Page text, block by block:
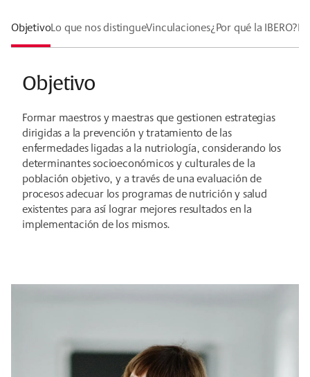
ObjetivoLo que nos distingueVinculaciones¿Por qué la IBERO?
Objetivo
Formar maestros y maestras que gestionen estrategias
dirigidas a la prevención y tratamiento de las
enfermedades ligadas a la nutriología, considerando los
determinantes socioeconómicos y culturales de la
población objetivo, y a través de una evaluación de
procesos adecuar los programas de nutrición y salud
existentes para así lograr mejores resultados en la
implementación de los mismos.